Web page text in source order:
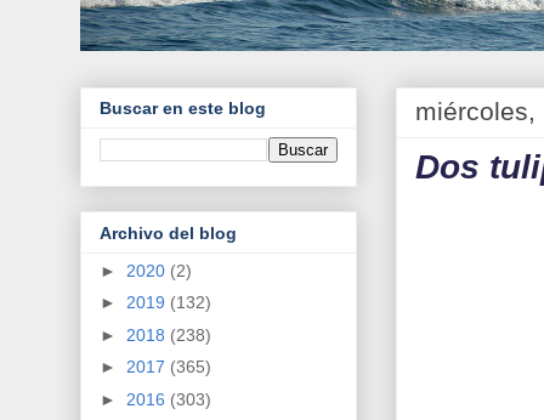
miércoles,
Dos
Buscar en este blog
Archivo del blog
► 2020 (2)
► 2019 (132)
► 2018 (238)
► 2017 (365)
► 2016 (303)